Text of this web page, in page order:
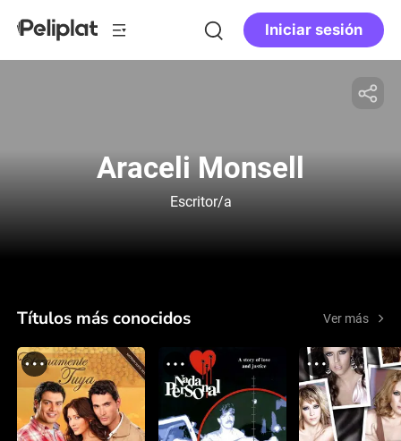
Iniciar sesión
Araceli Monsell
Escritor/a
Títulos más conocidos Ver más